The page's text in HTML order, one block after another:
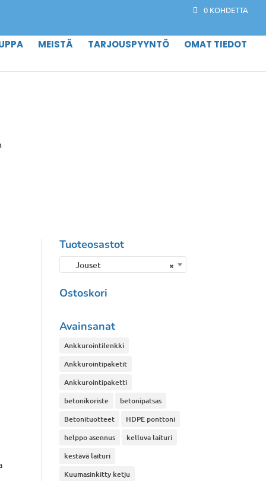
0 KOHDETTA
MEISTÄ TARJOUSPYYNTÖ OMAT TIEDOT
Tuoteosastot
×
Jouset
Ostoskori
Avainsanat
Ankkurointilenkki
Ankkurointipaketit
Ankkurointipaketti
betonikoriste
betonipatsas
Betonituotteet
HDPE ponttoni
helppo asennus
kelluva laituri
kestävä laituri
Kuumasinkitty ketju